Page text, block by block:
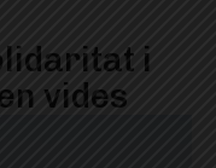
i
vides